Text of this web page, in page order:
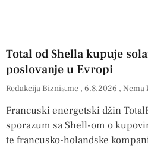
Total od Shella kupuje
poslovanje u Evropi
Redakcija Biznis.me 6.8.2026 Nema
Francuski energetski džin
sporazum sa Shell-om o
te francusko-holandske